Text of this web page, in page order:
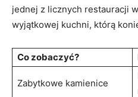
jednej z licznych restauracji
wyjątkowej kuchni, którą
Co zobaczyć?
Zabytkowe kamienice